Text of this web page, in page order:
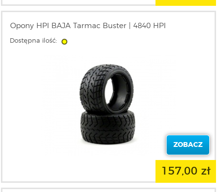
Opony HPI BAJA Tarmac Buster | 4840 HPI
Dostępna ilość:
ZOBACZ
157,00 zł